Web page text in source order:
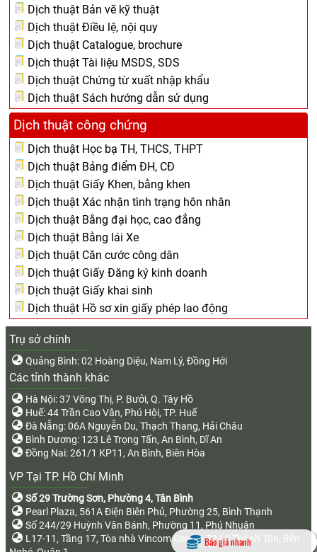
Dịch thuật Bản vẽ kỹ thuật
Dịch thuật Điều lệ, nội quy
Dịch thuật Catalogue, brochure
Dịch thuật Tài liệu MSDS, SDS
Dịch thuật Chứng từ xuất nhập khẩu
Dịch thuật Sách hướng dẫn sử dụng
Dịch thuật công chứng
Dịch thuật Học bạ TH, THCS, THPT
Dịch thuật Bảng điểm ĐH, CĐ
Dịch thuật Giấy Khen, bằng khen
Dịch thuật Xác nhận tình trạng hôn nhân
Dịch thuật Bằng đại học, cao đẳng
Dịch thuật Bằng lái Xe
Dịch thuật Căn cước công dân
Dịch thuật Giấy Đăng ký kinh doanh
Dịch thuật Giấy khai sinh
Dịch thuật Hồ sơ xin giấy phép lao động
Trụ sở chính
Quảng Bình: 02 Hoàng Diệu, Nam Lý, Đồng Hới
Các tỉnh thành khác
Hà Nội: 37 Võng Thị, P. Bưởi, Q. Tây Hồ
Huế: 44 Trần Cao Vân, Phú Hội, TP. Huế
Đà Nẵng: 06A Nguyễn Du, Thạch Thang, Hải Châu
Bình Dương: 123 Lê Trọng Tấn, An Bình, Dĩ An
Đồng Nai: 261/1 KP11, An Bình, Biên Hòa
VP Tại TP. Hồ Chí Minh
Số 29 Trường Sơn, Phường 4, Tân Bình
Pearl Plaza, 561A Điện Biên Phủ, Phường 25, Bình Thạnh
Số 244/29 Huỳnh Văn Bánh, Phường 11, Phú Nhuận
L17-11, Tầng 17, Tòa nhà Vincom Center, 72 Lê Thánh Tôn, Bến
Báo giá nhanh